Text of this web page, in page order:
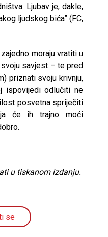
Ljubav je, dakle,
ljudskog bića” (FC,
moraju vratiti u
savjest – te pred
priznati svoju krivnju,
ispovijedi odlučiti ne
posvetna spriječiti
će ih trajno moći
u tiskanom izdanju.
se